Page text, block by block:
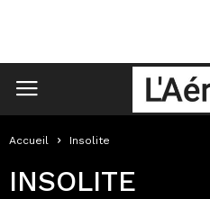
Accueil Insolite
INSOLITE